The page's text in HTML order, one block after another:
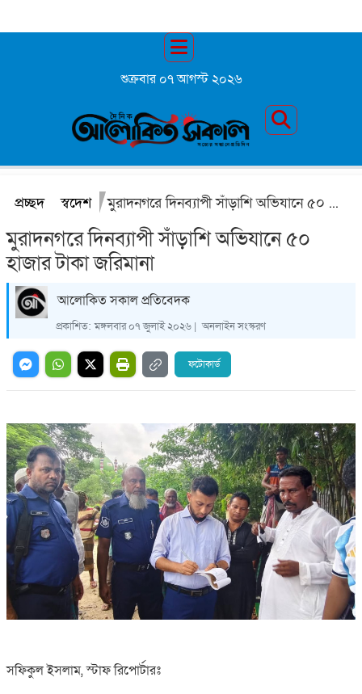
শুক্রবার ০৭ আগস্ট ২০২৬
প্রচ্ছদ স্বদেশ মুরাদনগরে দিনব্যাপী সাঁড়াশি অভিযানে ৫০ হাজার টাকা জরিমানা
মুরাদনগরে দিনব্যাপী সাঁড়াশি অভিযানে ৫০
হাজার টাকা জরিমানা
আলোকিত সকাল প্রতিবেদক
প্রকাশিত: মঙ্গলবার ০৭ জুলাই ২০২৬ | অনলাইন সংস্করণ
ফটোকার্ড
সফিকুল ইসলাম, স্টাফ রিপোর্টারঃ